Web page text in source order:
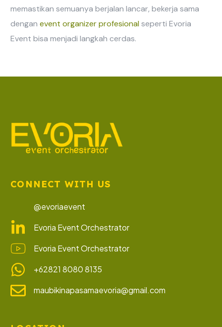
memastikan semuanya berjalan lancar, bekerja sama
denganevent organizer profesionalseperti Evoria
Event bisa menjadi langkah cerdas.
CONNECT WITH US
@evoriaevent
Evoria Event Orchestrator
Evoria Event Orchestrator
+62821 8080 8135
maubikinapasamaevoria@gmail.com